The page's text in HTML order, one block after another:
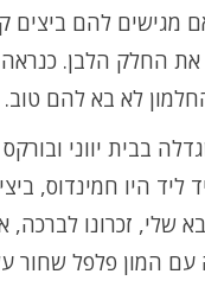
מגישים להם ביצים
את החלק הלבן.
לא בא להם טוב.
בבית יווני
ליד היו חמינדוס,
שלי, זכרונו
עם המון פלפל שחור